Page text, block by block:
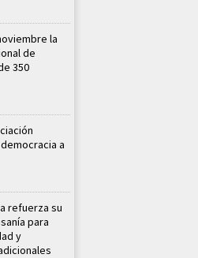
la
de
350
a
refuerza su
para
y